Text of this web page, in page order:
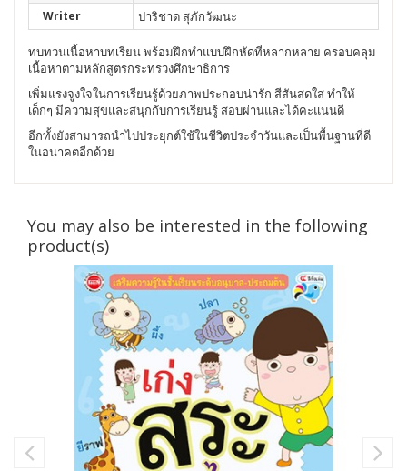
Writer ปาริชาด สุภักวัฒนะ
ทบทวนเนื้อหาบทเรียน พร้อมฝึกทำแบบฝึกหัดที่หลากหลาย ครอบคลุม
เนื้อหาตามหลักสูตรกระทรวงศึกษาธิการ
เพิ่มแรงจูงใจในการเรียนรู้ด้วยภาพประกอบน่ารัก สีสันสดใส ทำให้
เด็กๆ มีความสุขและสนุกกับการเรียนรู้ สอบผ่านและได้คะแนนดี
อีกทั้งยังสามารถนำไปประยุกต์ใช้ในชีวิตประจำวันและเป็นพื้นฐานที่ดี
ในอนาคตอีกด้วย
You may also be interested in the following
product(s)